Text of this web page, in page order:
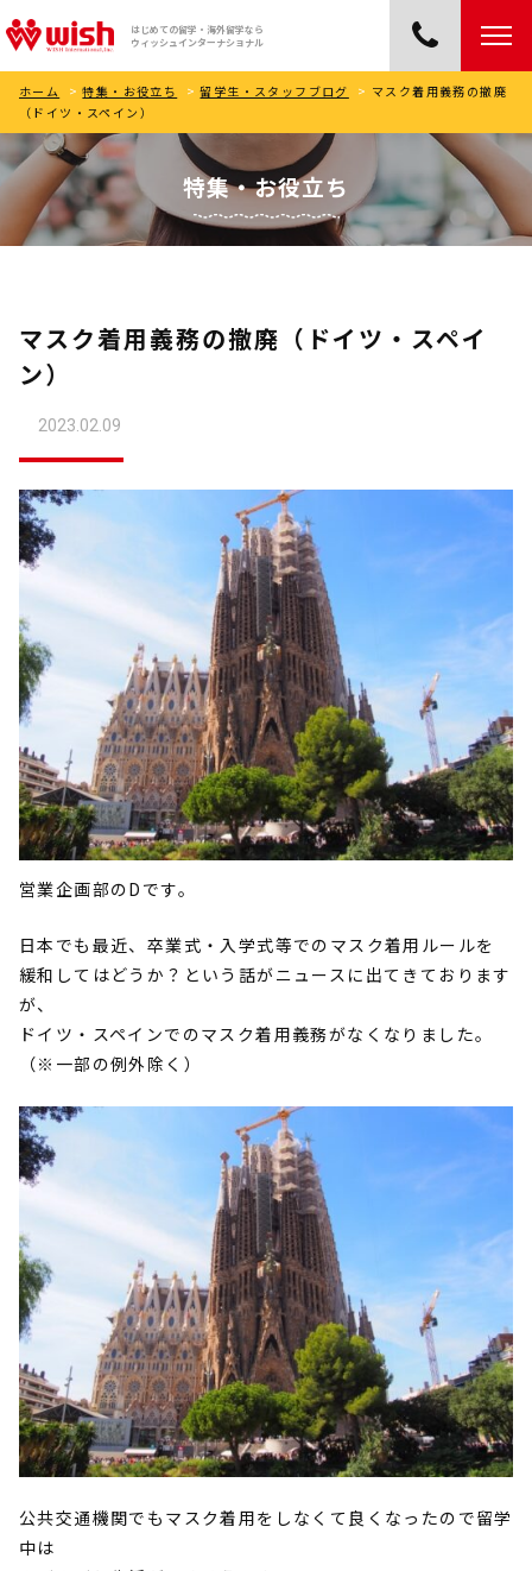
はじめての留学・海外留学なら
ウィッシュインターナショナル
ホーム > 特集・お役立ち > 留学生・スタッフブログ > マスク着用義務の撤廃
（ドイツ・スペイン）
特集・お役立ち
マスク着用義務の撤廃（ドイツ・スペイ
ン）
2023.02.09
営業企画部のDです。
日本でも最近、卒業式・入学式等でのマスク着用ルールを
緩和してはどうか？という話がニュースに出てきております
が、
ドイツ・スペインでのマスク着用義務がなくなりました。
（※一部の例外除く）
公共交通機関でもマスク着用をしなくて良くなったので留学
中は